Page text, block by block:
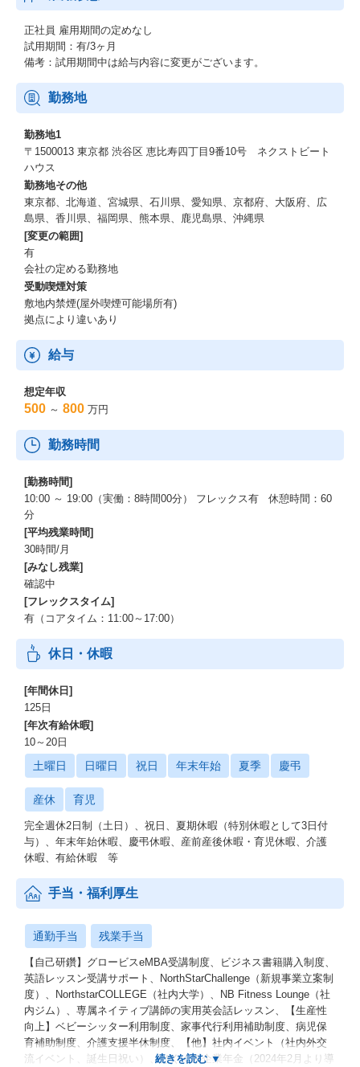
（参考：https://www.nextbeat.co.jp/services/regionalrevitalizatio
n）
ホテル・旅館などの宿泊業界特化の採用支援プラットフォームで
す。
が続くホテル・旅館業界に対し、即戦力となる専門人材を安定的
に供給することで、機会損失を防ぎ、サービスの質と稼働率の維
持・向上を支援します（サービス紹介ページ）
【使用技術】
フロントエンド:
TypeScript
/ Angular
/ SvelteKit
バックエンド:
TypeScript
/ NestJS
/ Scala
インフラ環境:
Terraform
/ Docker
/ AWS
/ GoogleCloud
/ Azure AD
/ Auth0
/ Stripe
/ microCMS
AI駆動開発:
Claude Code Max
/ Github Copilot
/ Gemini Advanced
/ NotebookLM in Pro
開発支援:
GitHub Actions
/ GitHub Enterprise
/ Redash
/ Looker Studio
/ Slack
/ JIRA
/ Confluence
/ Gemini Deep Research
【Tech Vision】
◆「全員CTO」
私たちが目指すのは、人口減少と関連する非デジタル業界を技術
で変革していくこと。
そのために、新しい技術を積極的に取り入れる組織であるだけで
なく、全員が「技術的な意思決定」に挑戦してほしいと考えてい
ネクストビートは、挑戦したい人に「技術、事業、組織」あらゆ
る面で想像以上の裁量を与えます。
全員が技術戦略に携わり、CTOのように1人1人がプロダクト開発
におけるプロフェッショナルとなる、究極の開発生産性を目指す
組織です。
＜なぜ「全員CTO」であるべきなのか＞
人口減少社会の中で私たちがテクノロジーで解決すべき課題は想
正社員 雇用期間の定めなし
試用期間：有/3ヶ月
備考：試用期間中は給与内容に変更がございます。
勤務地
勤務地1
〒1500013 東京都 渋谷区 恵比寿四丁目9番10号 ネクストビート
ハウス
勤務地その他
東京都、北海道、宮城県、石川県、愛知県、京都府、大阪府、広
島県、香川県、福岡県、熊本県、鹿児島県、沖縄県
[変更の範囲]
有
会社の定める勤務地
受動喫煙対策
敷地内禁煙(屋外喫煙可能場所有)
拠点により違いあり
給与
想定年収
500 ～ 800 万円
勤務時間
[勤務時間]
10:00 ～ 19:00（実働：8時間00分） フレックス有 休憩時間：60
分
[平均残業時間]
30時間/月
[みなし残業]
確認中
[フレックスタイム]
有（コアタイム：11:00～17:00）
休日・休暇
[年間休日]
125日
[年次有給休暇]
10～20日
土曜日 日曜日 祝日 年末年始 夏季 慶弔
産休 育児
完全週休2日制（土日）、祝日、夏期休暇（特別休暇として3日付
与）、年末年始休暇、慶弔休暇、産前産後休暇・育児休暇、介護
休暇、有給休暇 等
手当・福利厚生
通勤手当 残業手当
【自己研鑽】グロービスeMBA受講制度、ビジネス書籍購入制度、
英語レッスン受講サポート、NorthStarChallenge（新規事業立案制
度）、NorthstarCOLLEGE（社内大学）、NB Fitness Lounge（社
内ジム）、専属ネイティブ講師の実用英会話レッスン、【生産性
向上】ベビーシッター利用制度、家事代行利用補助制度、病児保
育補助制度、介護支援半休制度、【他】社内イベント（社内外交
流イベント、誕生日祝い）、はぐくみ企業年金（2024年2月より導